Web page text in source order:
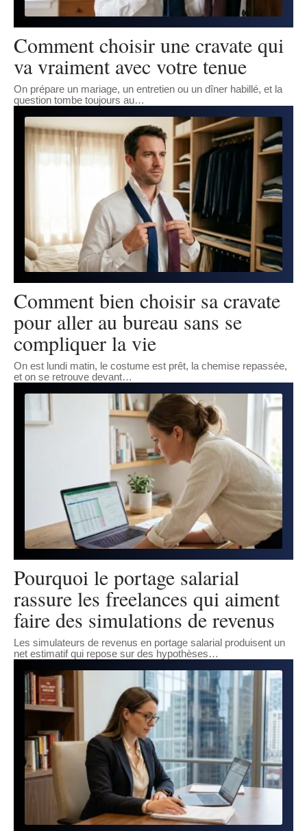
Comment choisir une cravate qui
va vraiment avec votre tenue
On prépare un mariage, un entretien ou un dîner habillé, et la
question tombe toujours au…
Comment bien choisir sa cravate
pour aller au bureau sans se
compliquer la vie
On est lundi matin, le costume est prêt, la chemise repassée,
et on se retrouve devant…
Pourquoi le portage salarial
rassure les freelances qui aiment
faire des simulations de revenus
Les simulateurs de revenus en portage salarial produisent un
net estimatif qui repose sur des hypothèses…